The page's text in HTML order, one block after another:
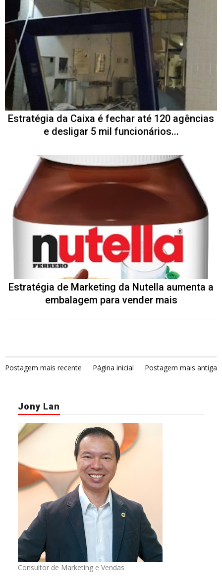
Estratégia da Caixa é fechar até 120 agências
e desligar 5 mil funcionários...
Estratégia de Marketing da Nutella aumenta a
embalagem para vender mais
Postagem mais recente Página inicial Postagem mais antiga
Jony Lan
Consultor de Marketing e Vendas